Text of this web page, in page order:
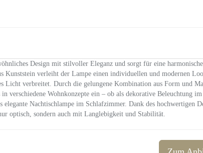
Design mit stilvoller Eleganz und sorgt für eine
Kunststein verleiht der Lampe einen individuellen und modernen
Licht verbreitet. Durch die gelungene Kombination aus Form und
verschiedene Wohnkonzepte ein – ob als dekorative Beleuchtung
Nachtischlampe im Schlafzimmer. Dank des hochwertigen
optisch, sondern auch mit Langlebigkeit und Stabilität.